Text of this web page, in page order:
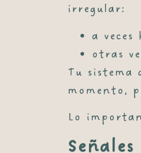
irregular:
a
otras
Tu sistema
momento,
Lo